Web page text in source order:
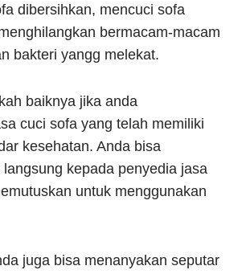
dibersihkan, mencuci sofa
bermacam-macam
bakteri yangg melekat.
baiknya jika anda
cuci sofa yang telah memiliki
kesehatan. Anda bisa
kepada penyedia jasa
untuk menggunakan
juga bisa menanyakan seputar